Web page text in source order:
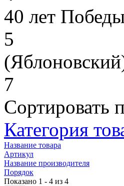
40 лет
5
7
Сортировать
Категория
Название товара
Артикул
Название производителя
Порядок
Показано 1 - 4 из 4